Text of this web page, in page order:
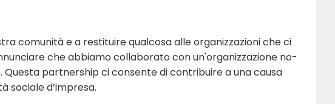
comunità e a restituire qualcosa alle organizzazioni che ci
che abbiamo collaborato con un'organizzazione no-
partnership ci consente di contribuire a una causa
sociale d’impresa.